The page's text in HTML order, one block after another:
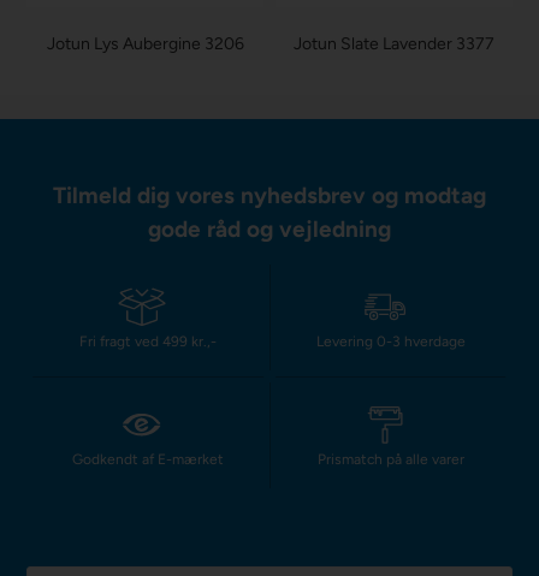
Jotun Lys Aubergine 3206 Jotun Slate Lavender 3377
Tilmeld dig vores nyhedsbrev og modtag
gode råd og vejledning
Fri fragt ved 499 kr.,- Levering 0-3 hverdage
Godkendt af E-mærket Prismatch på alle varer